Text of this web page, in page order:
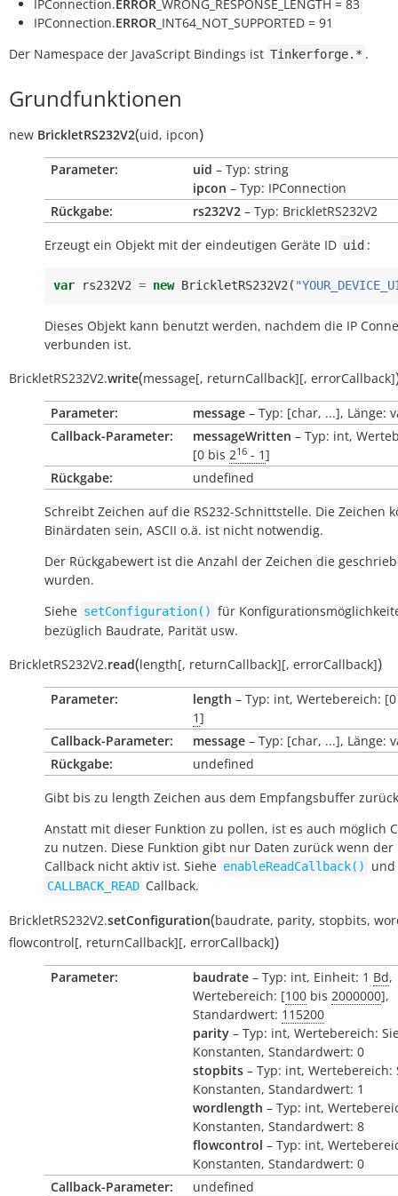
IPConnection. ERROR _WRONG_RESPONSE_LENGTH = 83
IPConnection.ERROR _INT64_NOT_SUPPORTED = 91
Der Namespace der JavaScript Bindings ist Tinkerforge.* .
Grundfunktionen
new BrickletRS232V2(uid, ipcon)
Parameter: uid – Typ: string
ipcon – Typ: IPConnection
Rückgabe:
rs232V2 – Typ: BrickletRS232V2
Erzeugt ein Objekt mit der eindeutigen Geräte ID uid :
var rs232V2 = new BrickletRS232V2 (
Dieses Objekt kann benutzt werden, nachdem die IP
verbunden ist.
BrickletRS232V2.write(message[, returnCallback][, errorCallback]
Parameter: message – Typ: [char, ...], Länge:
Callback-Parameter:
messageWritten – Typ: int,
[0 bis 216 - 1]
Rückgabe:
undefined
Schreibt Zeichen auf die RS232-Schnittstelle. Die Zeichen
Binärdaten sein, ASCII o.ä. ist nicht notwendig.
Der Rückgabewert ist die Anzahl der Zeichen die
wurden.
Siehe setConfiguration() für
bezüglich Baudrate, Parität usw.
BrickletRS232V2.read(length[, returnCallback][, errorCallback])
Parameter: length – Typ: int, Wertebereich:
1]
Callback-Parameter:
message – Typ: [char, ...], Länge:
Rückgabe:
undefined
Gibt bis zu length Zeichen aus dem Empfangsbuffer
Anstatt mit dieser Funktion zu pollen, ist es auch möglich
zu nutzen. Diese Funktion gibt nur Daten zurück wenn der
Callback nicht aktiv ist. Siehe enableReadCallback() und
CALLBACK_READ Callback.
BrickletRS232V2.setConfiguration(baudrate, parity, stopbits,
flowcontrol[, returnCallback][, errorCallback])
Parameter: baudrate – Typ: int, Einheit: 1 Bd,
Wertebereich: [100 bis 2000000],
Standardwert: 115200
parity – Typ: int, Wertebereich:
Konstanten, Standardwert: 0
stopbits – Typ: int, Wertebereich:
Konstanten, Standardwert: 1
wordlength – Typ: int,
Konstanten, Standardwert: 8
flowcontrol – Typ: int,
Konstanten, Standardwert: 0
Callback-Parameter:
undefined